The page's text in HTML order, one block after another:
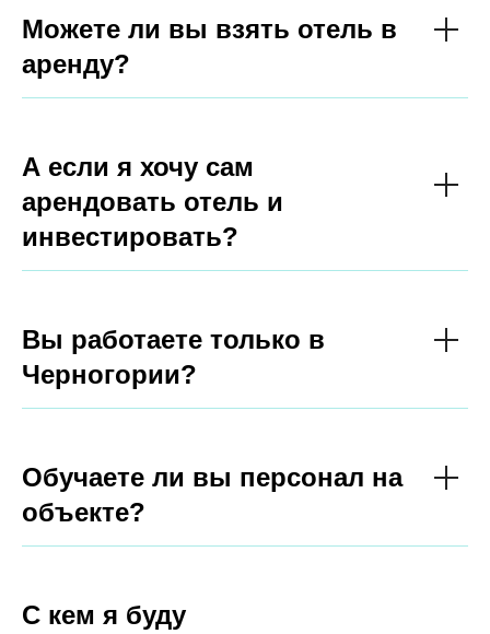
Можете ли вы взять отель в
аренду?
А если я хочу сам
арендовать отель и
инвестировать?
Вы работаете только в
Черногории?
Обучаете ли вы персонал на
объекте?
С кем я буду